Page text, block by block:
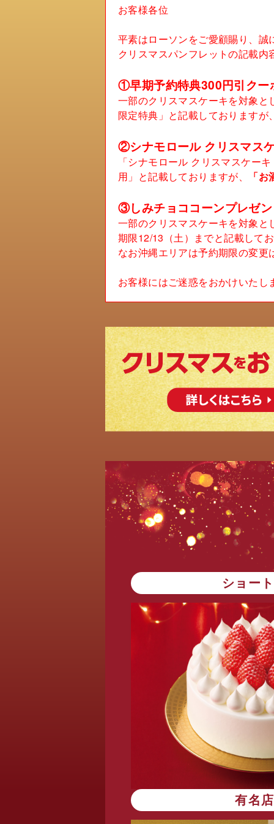
お客様各位
平素はローソンをご愛顧賜り、誠
クリスマスパンフレットの記載
①早期予約特典300円引クー
一部のクリスマスケーキを対象
限定特典」と記載しておりますが
②シナモロール クリスマス
「シナモロール クリスマスケー
用」と記載しておりますが、
「
③しみチョココーンプレゼ
一部のクリスマスケーキを対象
期限12/13（土）までと記載して
なお沖縄エリアは予約期限の変更
お客様にはご迷惑をおかけいた
ショー
有名